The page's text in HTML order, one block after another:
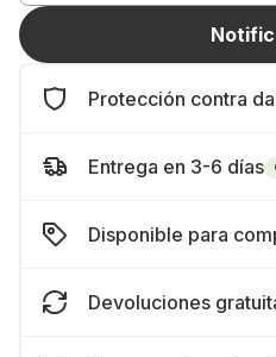
Protección contra
Entrega en 3-6 días
Disponible para
Devoluciones